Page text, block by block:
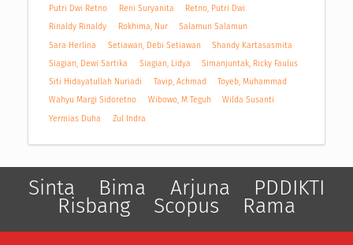
Putri Dwi Retno
Reni Suryanita
Retno, Putri Dwi
Rinaldy Rinaldy
Rokhima, Nur
Salamun Salamun
Sara Herlina
Setiawan, Debi Setiawan
Shandy Kartasasmita
Siagian, Dewi Sartika
Siagian, Lidya
Simanjuntak, Ricky Faulus
Siti Hidayatullah Nuriadi
Tavip, Achmad
Toyeb, Muhammad
Wahyu Margi Sidoretno
Wibowo, M Teguh
Wilda Susanti
Yermias Duha
Zul Indra
Sinta Bima Arjuna PDDIKTI
Risbang Scopus Rama